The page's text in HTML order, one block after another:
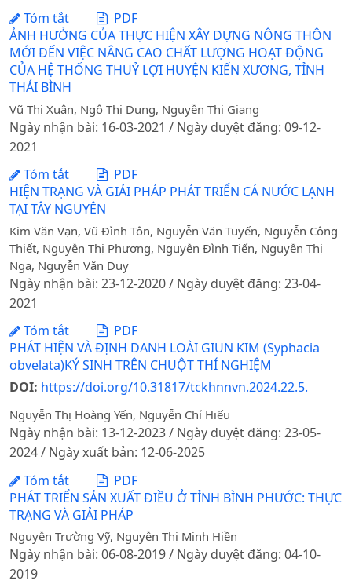
Tóm tắt
PDF
ẢNH HƯỞNG CỦA THỰC HIỆN XÂY DỰNG NÔNG THÔN
MỚI ĐẾN VIỆC NÂNG CAO CHẤT LƯỢNG HOẠT ĐỘNG
CỦA HỆ THỐNG THUỶ LỢI HUYỆN KIẾN XƯƠNG, TỈNH
THÁI BÌNH
Vũ Thị Xuân, Ngô Thị Dung, Nguyễn Thị Giang
Ngày nhận bài: 16-03-2021 / Ngày duyệt đăng: 09-12-
2021
Tóm tắt
PDF
HIỆN TRẠNG VÀ GIẢI PHÁP PHÁT TRIỂN CÁ NƯỚC LẠNH
TẠI TÂY NGUYÊN
Kim Văn Vạn, Vũ Đình Tôn, Nguyễn Văn Tuyến, Nguyễn Công
Thiết, Nguyễn Thị Phương, Nguyễn Đình Tiến, Nguyễn Thị
Nga, Nguyễn Văn Duy
Ngày nhận bài: 23-12-2020 / Ngày duyệt đăng: 23-04-
2021
Tóm tắt
PDF
PHÁT HIỆN VÀ ĐỊNH DANH LOÀI GIUN KIM (Syphacia
obvelata)KÝ SINH TRÊN CHUỘT THÍ NGHIỆM
DOI: https://doi.org/10.31817/tckhnnvn.2024.22.5.
Nguyễn Thị Hoàng Yến, Nguyễn Chí Hiếu
Ngày nhận bài: 13-12-2023 / Ngày duyệt đăng: 23-05-
2024 / Ngày xuất bản: 12-06-2025
Tóm tắt
PDF
PHÁT TRIỂN SẢN XUẤT ĐIỀU Ở TỈNH BÌNH PHƯỚC: THỰC
TRẠNG VÀ GIẢI PHÁP
Nguyễn Trường Vỹ, Nguyễn Thị Minh Hiền
Ngày nhận bài: 06-08-2019 / Ngày duyệt đăng: 04-10-
2019